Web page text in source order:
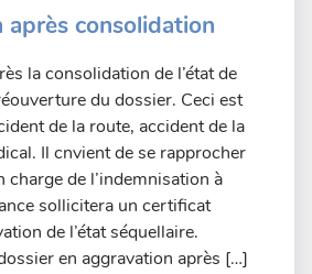
consolidation
la consolidation de l’état de
du dossier. Ceci est
de la route, accident de la
Il cnvient de se rapprocher
charge de l’indemnisation à
sollicitera un certificat
de l’état séquellaire.
en aggravation après […]